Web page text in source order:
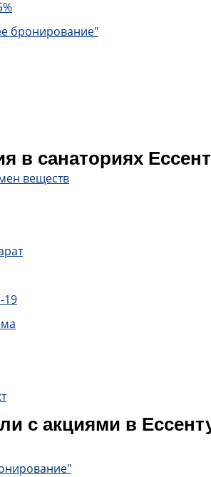
бронирование"
в санаториях
веществ
19
с акциями в